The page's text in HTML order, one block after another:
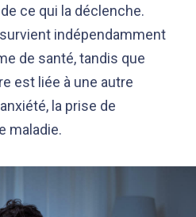
ce qui la déclenche.
indépendamment
de santé, tandis que
est liée à une autre
la prise de
maladie.